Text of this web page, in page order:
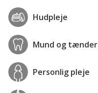
Hudpleje
Mund og tænder
Personlig pleje